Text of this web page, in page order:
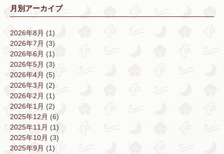
月別アーカイブ
2026年8月 (1)
2026年7月 (3)
2026年6月 (1)
2026年5月 (3)
2026年4月 (5)
2026年3月 (2)
2026年2月 (1)
2026年1月 (2)
2025年12月 (6)
2025年11月 (1)
2025年10月 (3)
2025年9月 (1)